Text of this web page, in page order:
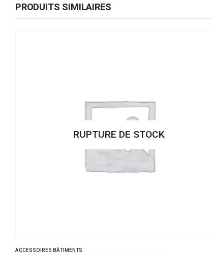
PRODUITS SIMILAIRES
RUPTURE DE STOCK
ACCESSOIRES BÂTIMENTS